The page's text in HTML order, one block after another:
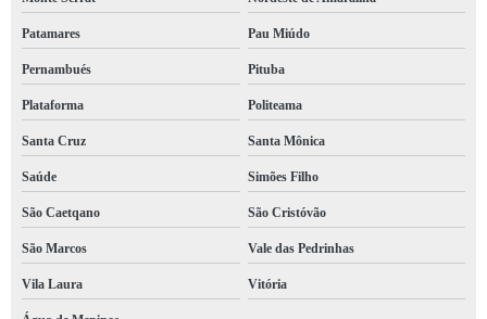
brigada bombeiro Lauro de Freitas
brigada emergência contratar Avenida Ogunja
serviço de brigada de incêndio Cidade Jardim
serviço de brigada de incêndio em condomínio Candeall
serviço de brigada de primeiros socorros Luís Eduardo Magalhães
brigada incêndios contratar Federação
Patamares Pau Miúdo
Pernambués Pituba
Plataforma Politeama
Santa Cruz Santa Mônica
Saúde Simões Filho
São Caetqano São Cristóvão
São Marcos Vale das Pedrinhas
Vila Laura Vitória